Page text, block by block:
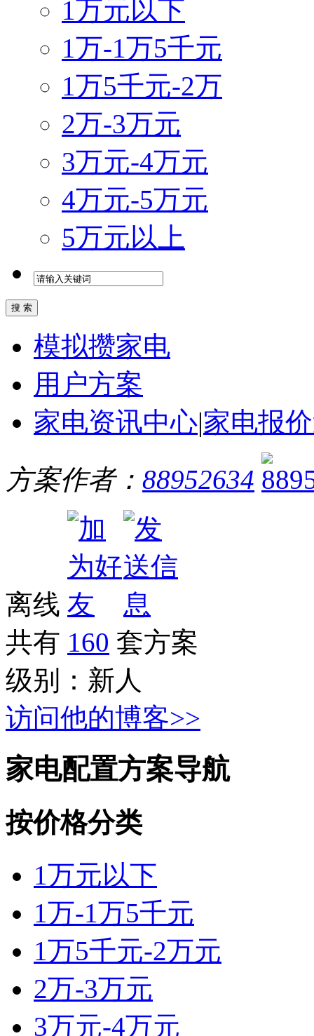
1万元以下
1万-1万5千元
1万5千元-2万
2万-3万元
3万元-4万元
4万元-5万元
5万元以上
模拟攒家电
用户方案
家电资讯中心|家电报
方案作者： 88952634
离线
共有 160 套方案
级别： 新人
访问他的博客>>
家电配置方案导航
按价格分类
1万元以下
1万-1万5千元
1万5千元-2万元
2万-3万元
3万元-4万元